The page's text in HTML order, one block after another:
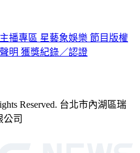
主播專區 星藝象娛樂 節目版權
明 獲獎紀錄／認證
Reserved. 台北市內湖區瑞
公司